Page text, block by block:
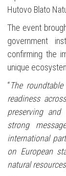
Hutovo Blato
The event
government
confirming the
unique
“The
readiness
preserving
strong
international
on European
natural